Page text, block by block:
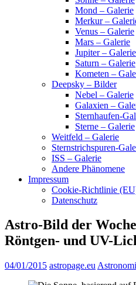
Mond – Galerie
Merkur –
Venus – Galerie
Mars – Galerie
Jupiter – Galerie
Saturn – Galerie
Kometen –
Deepsky – Bilder
Nebel – Galerie
Galaxien –
Sternhaufen-
Sterne – Galerie
Weitfeld – Galerie
Sternstrichspuren-
ISS – Galerie
Andere Phänomene
Impressum
Cookie-Richtlinie
Datenschutz
Astro-Bild der
Röntgen- und UV-
04/01/2015 astropage.eu